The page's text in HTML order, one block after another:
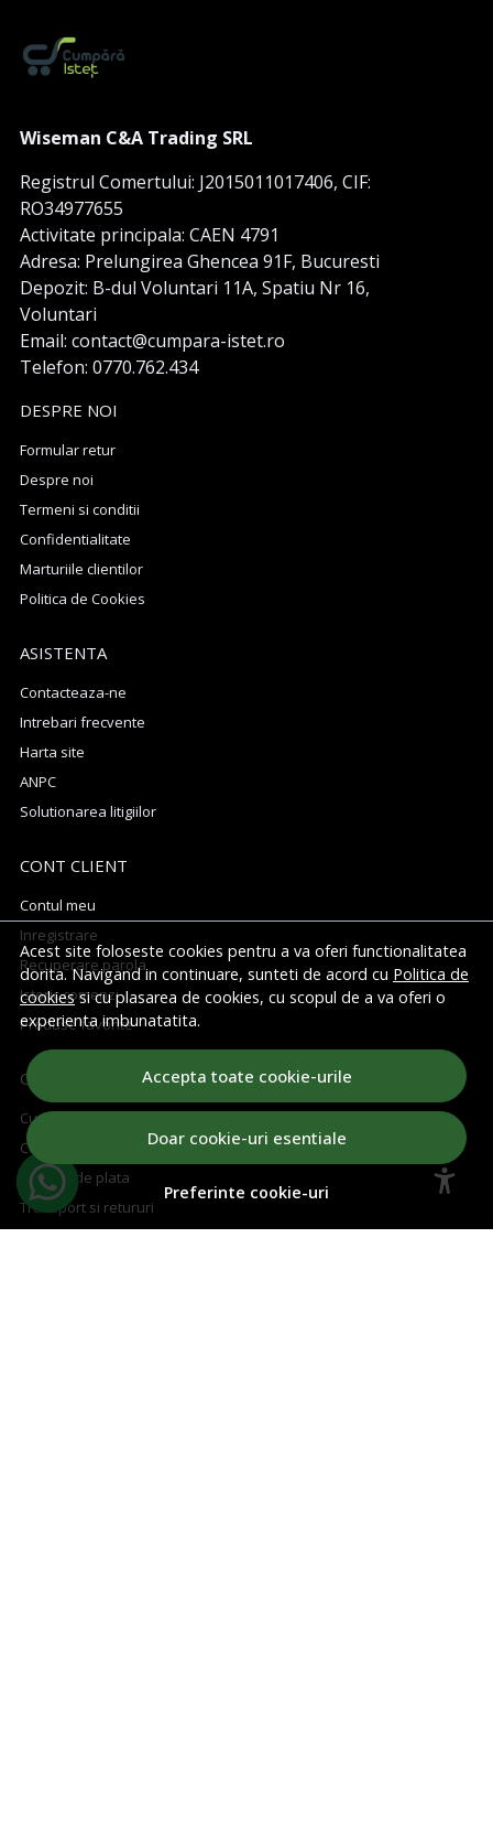
Acest site foloseste cookies pentru a va oferi functionalitatea
dorita. Navigand in continuare, sunteti de acord cu Politica de
cookiessi cu plasarea de cookies, cu scopul de a va oferi o
experienta imbunatatita.
Accepta toate cookie-urile
Doar cookie-uri esentiale
Preferinte cookie-uri
Wiseman C&A Trading SRL
Registrul Comertului: J2015011017406, CIF:
RO34977655
Activitate principala: CAEN 4791
Adresa: Prelungirea Ghencea 91F, Bucuresti
Depozit: B-dul Voluntari 11A, Spatiu Nr 16,
Voluntari
Email: contact@cumpara-istet.ro
Telefon: 0770.762.434
DESPRE NOI
Formular retur
Despre noi
Termeni si conditii
Confidentialitate
Marturiile clientilor
Politica de Cookies
ASISTENTA
Contacteaza-ne
Intrebari frecvente
Harta site
ANPC
Solutionarea litigiilor
CONT CLIENT
Contul meu
Inregistrare
Recuperare parola
Istoric comenzi
Produse favorite
CUM CUMPAR
Cum cumpar
Cosul meu
Metode de plata
Transport si retururi